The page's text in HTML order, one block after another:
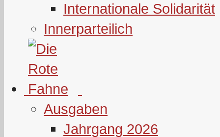
Internationale Solidarität
Innerparteilich
Ausgaben
Jahrgang 2026